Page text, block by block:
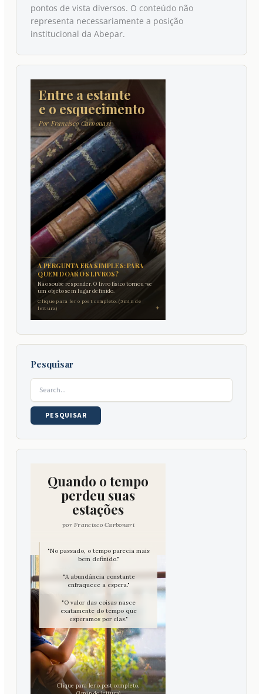
pontos de vista diversos. O conteúdo não
representa necessariamente a posição
institucional da Abepar.
Entre a estante
e o esquecimento
Por Francisco Carbonari
A PERGUNTA ERA SIMPLES: PARA
QUEM DOAR OS LIVROS?
Não soube responder. O livro físico tornou-se
um objeto sem lugar definido.
Clique para ler o post completo. (3 min de
leitura)
✦
Pesquisar
Pesquisar
por:
Quando o tempo
perdeu suas
estações
por Francisco Carbonari
"No passado, o tempo parecia mais
bem definido."
"A abundância constante
enfraquece a espera."
"O valor das coisas nasce
exatamente do tempo que
esperamos por elas."
✦
Clique para ler o post completo.